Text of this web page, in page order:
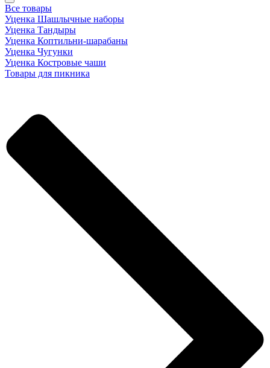
Все товары
Уценка Шашлычные наборы
Уценка Тандыры
Уценка Коптильни-шарабаны
Уценка Чугунки
Уценка Костровые чаши
Товары для пикника